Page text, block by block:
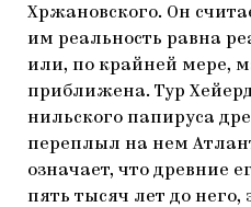
Хржановского. Он
им реальность равна
или, по крайней мере,
приближена. Тур
нильского папируса
переплыл на нем
означает, что древние
пять тысяч лет до него,